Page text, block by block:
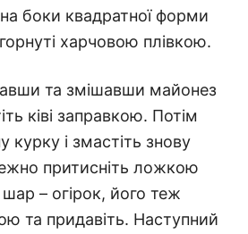
боки квадратної форми
харчовою плівкою.
та змішавши майонез
ківі заправкою. Потім
курку і змастіть знову
притисніть ложкою
– огірок, його теж
та придавіть. Наступний